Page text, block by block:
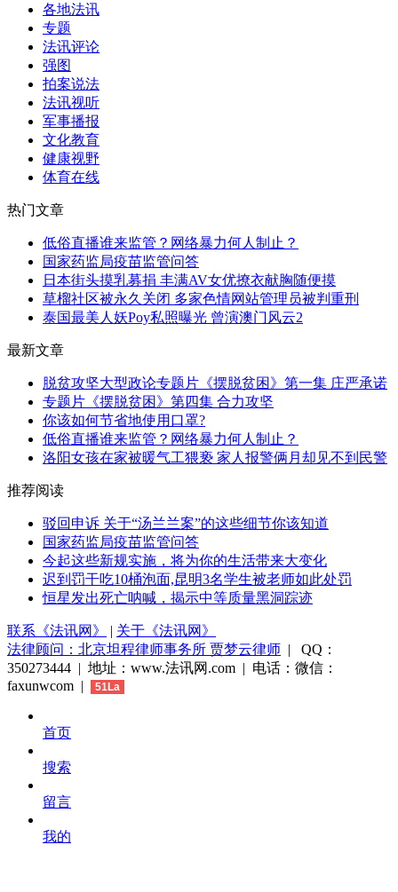
各地法讯
专题
法讯评论
强图
拍案说法
法讯视听
军事播报
文化教育
健康视野
体育在线
热门文章
低俗直播谁来监管？网络暴力何人制止？
国家药监局疫苗监管问答
日本街头摸乳募捐 丰满AV女优撩衣献胸随便摸
草榴社区被永久关闭 多家色情网站管理员被判重刑
泰国最美人妖Poy私照曝光 曾演澳门风云2
最新文章
脱贫攻坚大型政论专题片《摆脱贫困》第一集 庄严承诺
专题片《摆脱贫困》第四集 合力攻坚
你该如何节省地使用口罩?
低俗直播谁来监管？网络暴力何人制止？
洛阳女孩在家被暖气工猥亵 家人报警俩月却见不到民警
推荐阅读
驳回申诉 关于“汤兰兰案”的这些细节你该知道
国家药监局疫苗监管问答
今起这些新规实施，将为你的生活带来大变化
迟到罚干吃10桶泡面,昆明3名学生被老师如此处罚
恒星发出死亡呐喊，揭示中等质量黑洞踪迹
联系《法讯网》 | 关于《法讯网》
法律顾问：北京坦程律师事务所 贾梦云律师 | QQ：
350273444 | 地址：www.法讯网.com | 电话：微信：
faxunwcom |
51La
首页
搜索
留言
我的